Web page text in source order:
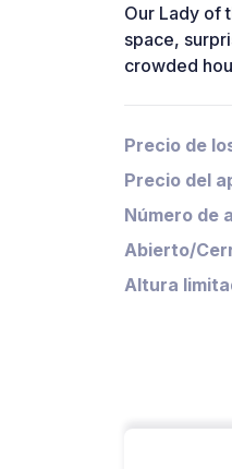
Our Lady of
space,
crowded
Precio de
Precio del
Número de
Abierto/
Altura